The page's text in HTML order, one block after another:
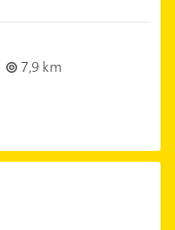
7,9 km